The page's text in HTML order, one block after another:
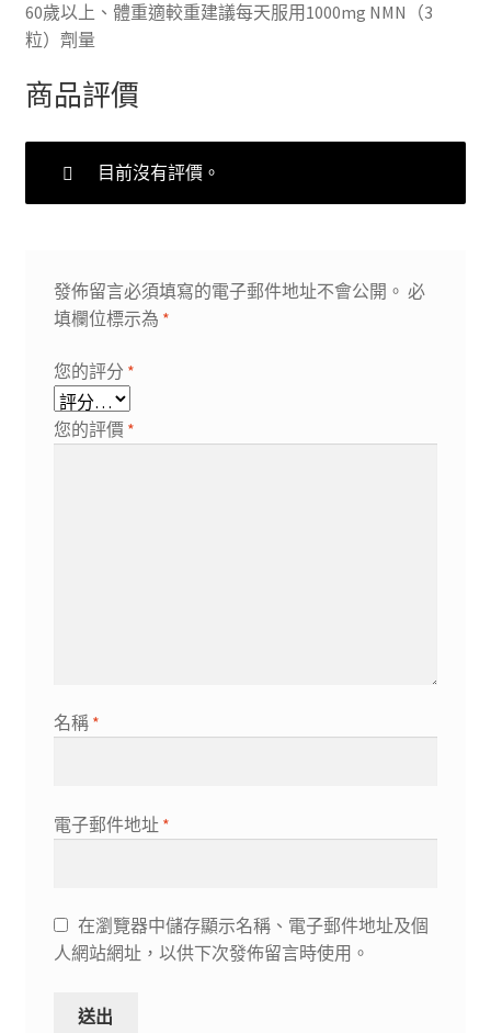
60歲以上、體重適較重建議每天服用1000mg NMN（3
粒）劑量
商品評價
目前沒有評價。
發佈留言必須填寫的電子郵件地址不會公開。 必
填欄位標示為 *
您的評分 *
您的評價 *
名稱 *
電子郵件地址 *
在瀏覽器中儲存顯示名稱、電子郵件地址及個
人網站網址，以供下次發佈留言時使用。